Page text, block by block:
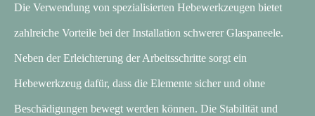
Die Verwendung von spezialisierten Hebewerkzeugen bietet
zahlreiche Vorteile bei der Installation schwerer Glaspaneele.
Neben der Erleichterung der Arbeitsschritte sorgt ein
Hebewerkzeug dafür, dass die Elemente sicher und ohne
Beschädigungen bewegt werden können. Die Stabilität und